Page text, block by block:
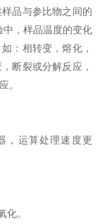
品与参比物之间的
，样品温度的变化
：相转变，熔化，
断裂或分解反应，
。
，运算处理速度更
化。